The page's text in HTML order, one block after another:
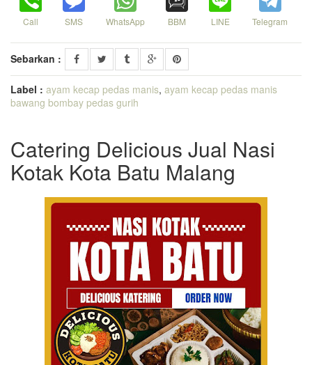
Call SMS WhatsApp BBM LINE Telegram
Sebarkan :
Label : ayam kecap pedas manis, ayam kecap pedas manis
bawang bombay pedas gurih
Catering Delicious Jual Nasi
Kotak Kota Batu Malang